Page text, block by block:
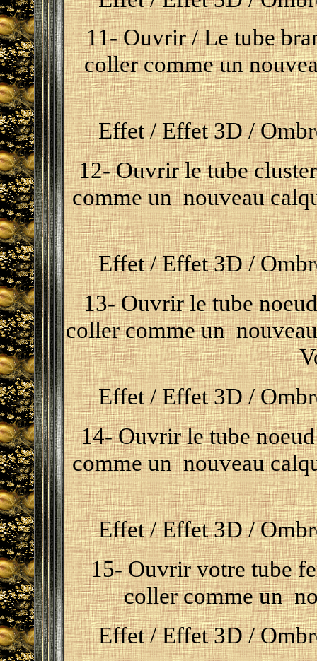
11- Ouvrir / Le tube
coller comme un
Effet / Effet 3D /
12- Ouvrir le tube
comme un nouveau
Effet / Effet 3D /
13- Ouvrir le tube
coller comme un
Effet / Effet 3D /
14- Ouvrir le tube
comme un nouveau
Effet / Effet 3D /
15- Ouvrir votre tube
coller comme un
Effet / Effet 3D /